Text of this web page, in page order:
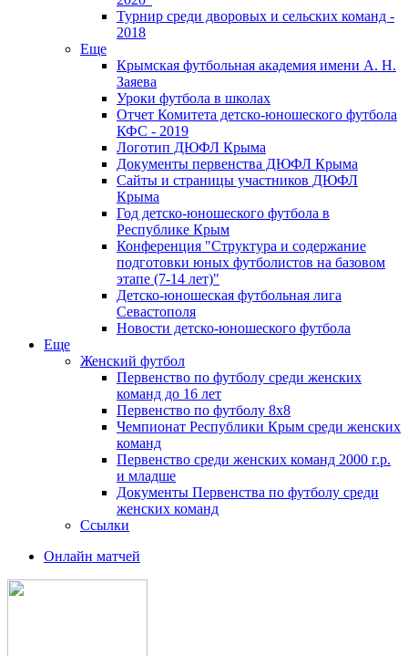
Турнир среди дворовых и сельских команд -
2018
Еще
Крымская футбольная академия имени А. Н.
Заяева
Уроки футбола в школах
Отчет Комитета детско-юношеского футбола
КФС - 2019
Логотип ДЮФЛ Крыма
Документы первенства ДЮФЛ Крыма
Сайты и страницы участников ДЮФЛ
Крыма
Год детско-юношеского футбола в
Республике Крым
Конференция "Структура и содержание
подготовки юных футболистов на базовом
этапе (7-14 лет)"
Детско-юношеская футбольная лига
Севастополя
Новости детско-юношеского футбола
Еще
Женский футбол
Первенство по футболу среди женских
команд до 16 лет
Первенство по футболу 8х8
Чемпионат Республики Крым среди женских
команд
Первенство среди женских команд 2000 г.р.
и младше
Документы Первенства по футболу среди
женских команд
Ссылки
Онлайн матчей